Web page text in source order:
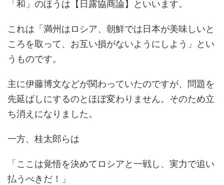
「和」のほうは【日露協商論】といいます。
これは「満州はロシア、朝鮮では日本が美味しいと
ころを取って、お互い損がないようにしよう」とい
うものです。
主に伊藤博文などが関わっていたのですが、問題を
先延ばしにするのとほぼ変わりません。そのため立
ち消えになりました。
一方、桂太郎らは
「ここは覚悟を決めてロシアと一戦し、実力で追い
払うべきだ！」